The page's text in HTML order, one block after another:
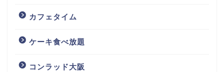
カフェタイム
ケーキ食べ放題
コンラッド大阪